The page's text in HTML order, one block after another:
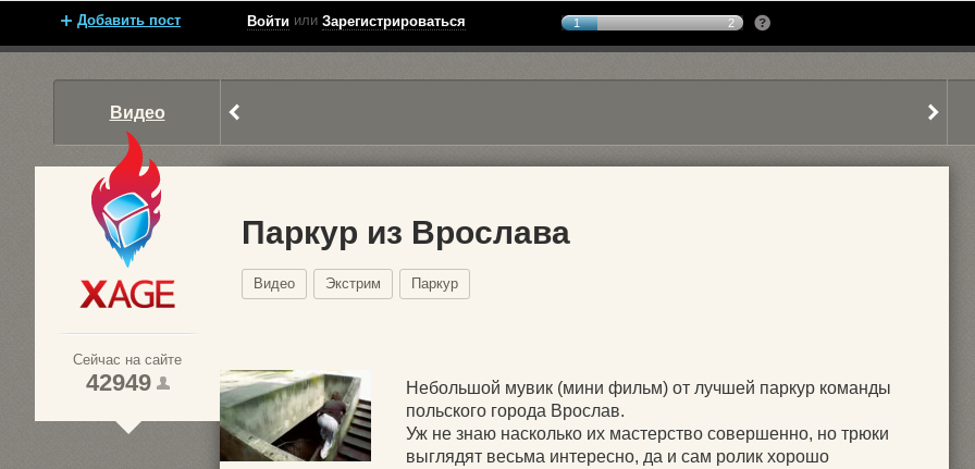
Добавить пост Войти или Зарегистрироваться 1 2
Видео
1
Сейчас на сайте
42949
Паркур из Врослава
Видео Экстрим Паркур
Небольшой мувик (мини фильм) от лучшей паркур команды
польского города Врослав.
Уж не знаю насколько их мастерство совершенно, но трюки
выглядят весьма интересно, да и сам ролик хорошо